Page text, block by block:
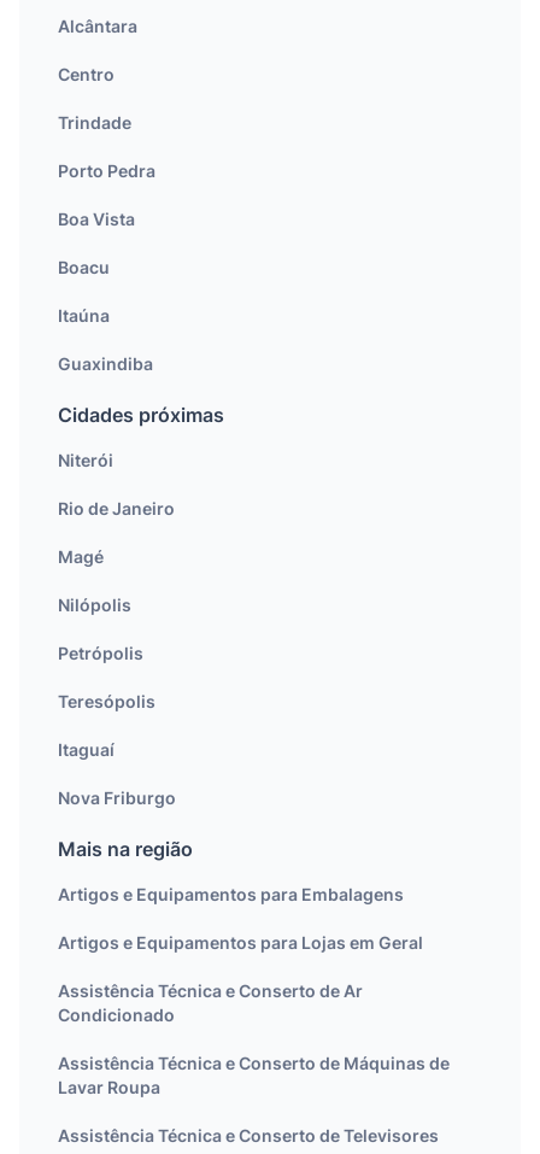
Alcântara
Centro
Trindade
Porto Pedra
Boa Vista
Boacu
Itaúna
Guaxindiba
Cidades próximas
Niterói
Rio de Janeiro
Magé
Nilópolis
Petrópolis
Teresópolis
Itaguaí
Nova Friburgo
Mais na região
Artigos e Equipamentos para Embalagens
Artigos e Equipamentos para Lojas em Geral
Assistência Técnica e Conserto de Ar
Condicionado
Assistência Técnica e Conserto de Máquinas de
Lavar Roupa
Assistência Técnica e Conserto de Televisores